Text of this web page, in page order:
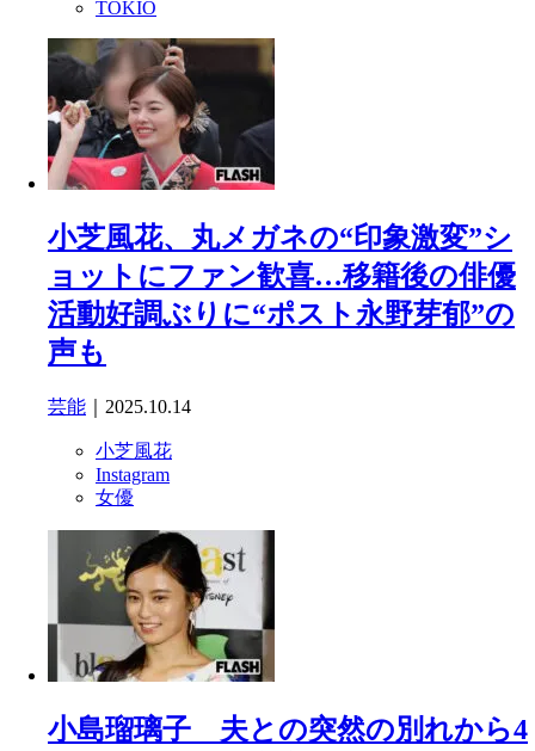
TOKIO
小芝風花、丸メガネの“印象激変”シ
ョットにファン歓喜…移籍後の俳優
活動好調ぶりに“ポスト永野芽郁”の
声も
芸能 ｜2025.10.14
小芝風花
Instagram
女優
小島瑠璃子 夫との突然の別れから4